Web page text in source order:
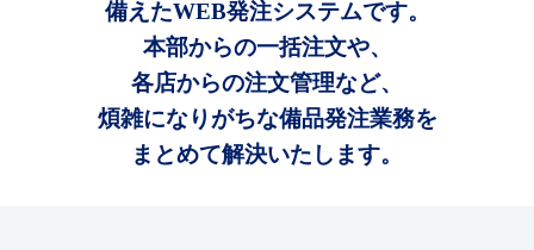
備えたWEB発注システムです。
本部からの一括注文や、
各店からの注文管理など、
煩雑になりがちな備品発注業務を
まとめて解決いたします。